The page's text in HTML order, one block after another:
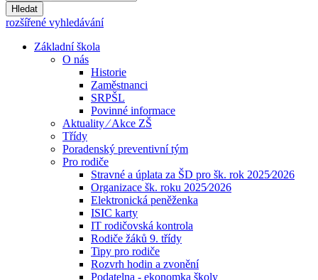
Hledat
rozšířené vyhledávání
Základní škola
O nás
Historie
Zaměstnanci
SRPŠL
Povinné informace
Aktuality ⁄ Akce ZŠ
Třídy
Poradenský preventivní tým
Pro rodiče
Stravné a úplata za ŠD pro šk. rok 2025⁄2026
Organizace šk. roku 2025⁄2026
Elektronická peněženka
ISIC karty
IT rodičovská kontrola
Rodiče žáků 9. třídy
Tipy pro rodiče
Rozvrh hodin a zvonění
Podatelna - ekonomka školy